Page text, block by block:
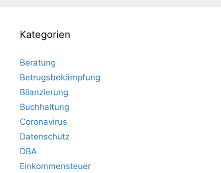
Kategorien
Beratung
Betrugsbekämpfung
Bilanzierung
Buchhaltung
Coronavirus
Datenschutz
DBA
Einkommensteuer